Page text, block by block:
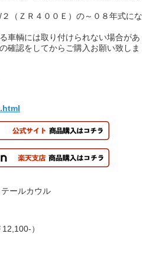
（ＺＲ４００Ｅ）の～０８年式にな
車輌には取り付けられない場合があ
確認をしてからご購入お願い致しま
ールカウル
）